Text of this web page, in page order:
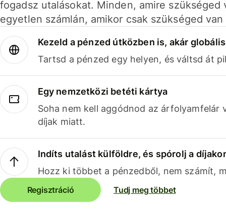
fogadsz utalásokat. Minden, amire szükséged
egyetlen számlán, amikor csak szükséged van
Kezeld a pénzed útközben is, akár
Tartsd a pénzed egy helyen, és váltsd át
Egy nemzetközi betéti kártya
Soha nem kell aggódnod az árfolyamfelár
díjak miatt.
Indíts utalást külföldre, és spórolj a
Hozz ki többet a pénzedből, nem számít,
Regisztráció Tudj meg többet